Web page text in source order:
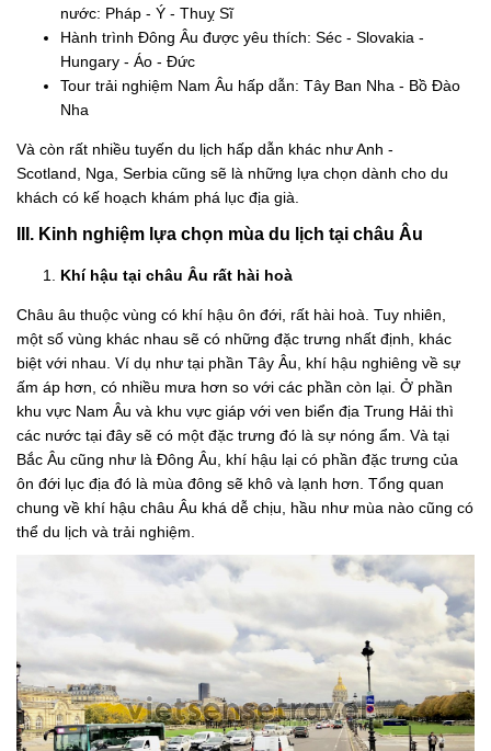
nước: Pháp - Ý - Thuỵ Sĩ
Hành trình Đông Âu được yêu thích: Séc - Slovakia -
Hungary - Áo - Đức
Tour trải nghiệm Nam Âu hấp dẫn: Tây Ban Nha - Bồ Đào
Nha
Và còn rất nhiều tuyến du lịch hấp dẫn khác như Anh -
Scotland, Nga, Serbia cũng sẽ là những lựa chọn dành cho du
khách có kế hoạch khám phá lục địa già.
III. Kinh nghiệm lựa chọn mùa du lịch tại châu Âu
Khí hậu tại châu Âu rất hài hoà
Châu âu thuộc vùng có khí hậu ôn đới, rất hài hoà. Tuy nhiên,
một số vùng khác nhau sẽ có những đặc trưng nhất định, khác
biệt với nhau. Ví dụ như tại phần Tây Âu, khí hậu nghiêng về sự
ấm áp hơn, có nhiều mưa hơn so với các phần còn lại. Ở phần
khu vực Nam Âu và khu vực giáp với ven biển địa Trung Hải thì
các nước tại đây sẽ có một đặc trưng đó là sự nóng ẩm. Và tại
Bắc Âu cũng như là Đông Âu, khí hậu lại có phần đặc trưng của
ôn đới lục địa đó là mùa đông sẽ khô và lạnh hơn. Tổng quan
chung về khí hậu châu Âu khá dễ chịu, hầu như mùa nào cũng có
thể du lịch và trải nghiệm.